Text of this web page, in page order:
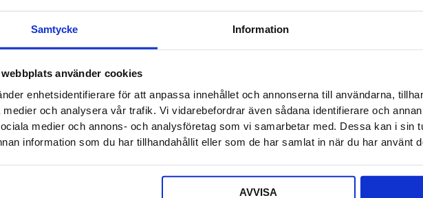
Samtycke Information
webbplats använder cookies
enhetsidentifierare för att anpassa innehållet och annonserna till användarna,
medier och analysera vår trafik. Vi vidarebefordrar även sådana identifierare och
medier och annons- och analysföretag som vi samarbetar med. Dessa kan i sin
information som du har tillhandahållit eller som de har samlat in när du har använt
AVVISA
Ditt namn*
E-post